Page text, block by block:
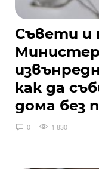
Съвети и
как да
дома без
0 1 830